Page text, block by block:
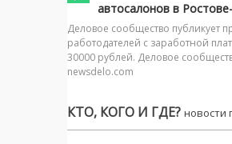
автосалонов в
Деловое сообщество публикует
работодателей с заработной
30000 рублей. Деловое
newsdelo.com
КТО, КОГО И ГДЕ? новости